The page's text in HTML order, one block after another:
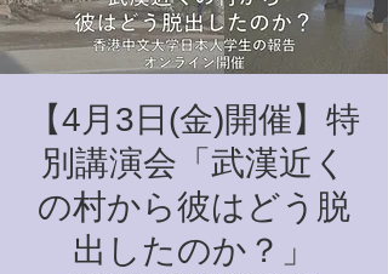
【4月3日(金)開催】特
別講演会「武漢近く
の村から彼はどう脱
出したのか？」